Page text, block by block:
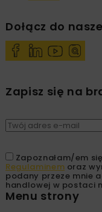
Dołącz do
Zapisz się na
Zapoznałam/em
Regulaminem oraz
podany przeze mnie
handlowej w postaci
Menu strony